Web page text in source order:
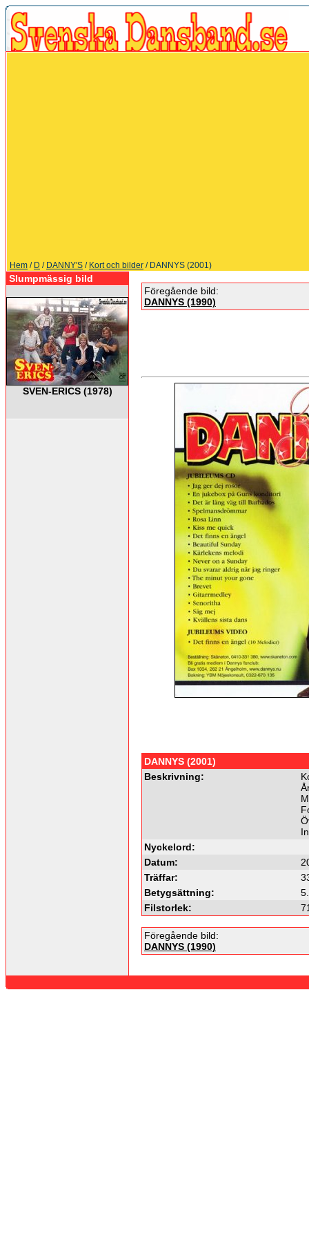
Hem / D / DANNY'S / Kort och bilder / DANNYS (2001)
Slumpmässig bild
SVEN-ERICS (1978)
Föregående bild:
DANNYS (1990)
DANNYS (2001)
Beskrivning:
Nyckelord:
Datum:
Träffar:
Betygsättning:
Filstorlek:
Föregående bild:
DANNYS (1990)